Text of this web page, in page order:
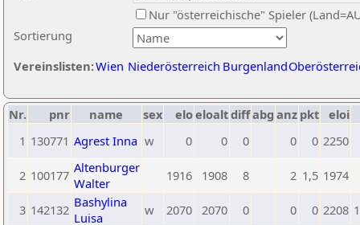
Sortierung
Nur "österreichische" Spieler
Vereinslisten:Wien Niederösterreich Burgenland
Nr. pnr name sex eloeloaltdiffabg anz pkt eloi
1 130771 Agrest Inna w 0 0 0 0 0 2250
2 100177 Altenburger
Walter
1916 1908 8 2 1,5 1974
3 142132 Bashylina
Luisa
w 2070 2070 0 0 0 2208